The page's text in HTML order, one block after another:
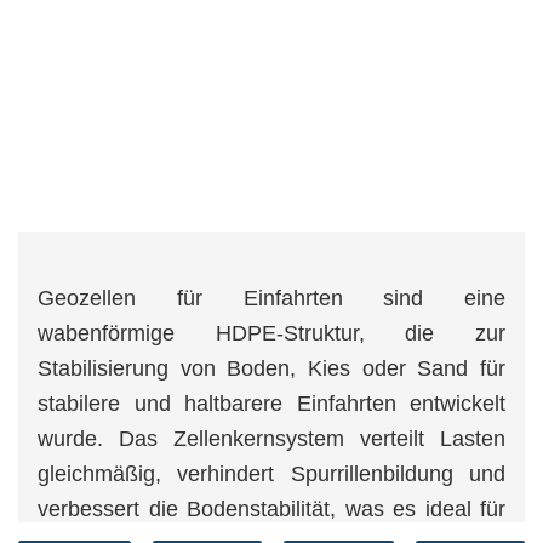
Geozellen für Einfahrten sind eine
wabenförmige HDPE-Struktur, die zur
Stabilisierung von Boden, Kies oder Sand für
stabilere und haltbarere Einfahrten entwickelt
wurde. Das Zellenkernsystem verteilt Lasten
gleichmäßig, verhindert Spurrillenbildung und
verbessert die Bodenstabilität, was es ideal für